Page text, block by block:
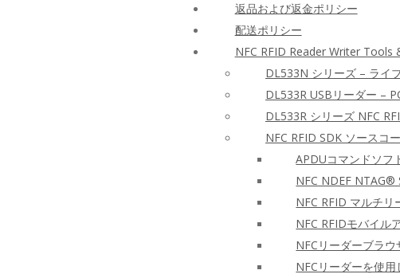
返品および返金ポリシー
配送ポリシー
NFC RFID Reader Writer Tools
DL533N シリーズ – ライ
DL533R USBリーダー –
DL533R シリーズ NFC
NFC RFID SDK ソースコ
APDUコマンドソフ
NFC NDEF NTAG®
NFC RFID マルチリ
NFC RFIDモバイル
NFCリーダーブラ
NFCリーダーを使